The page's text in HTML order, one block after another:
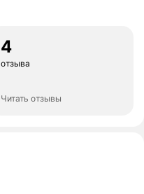
4
отзыва
Читать отзывы